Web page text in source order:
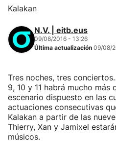
Kalakan
N.V. | eitb.eus
09/08/2016 - 13:26
Última actualización 09/08/
Tres noches, tres
9, 10 y 11 habrá mucho más
escenario dispuesto en las
actuaciones consecutivas
Kalakan a partir de las
Thierry, Xan y Jamixel
músicos.